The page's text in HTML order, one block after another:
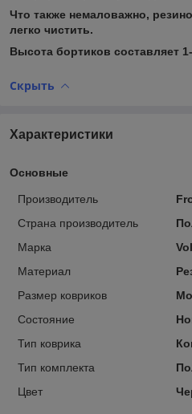
Что также немаловажно,
легко чистить.
Высота бортиков составляет
Скрыть
Характеристики
Основные
Производитель
Страна производитель
Марка
Материал
Размер ковриков
Состояние
Тип коврика
Тип комплекта
Цвет